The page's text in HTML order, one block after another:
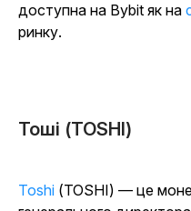
доступна на Bybit як на
ринку.
Тоші (TOSHI)
Toshi (TOSHI) — це